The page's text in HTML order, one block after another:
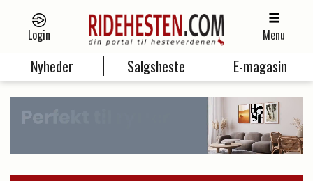
Login Menu
Nyheder Salgsheste E-magasin